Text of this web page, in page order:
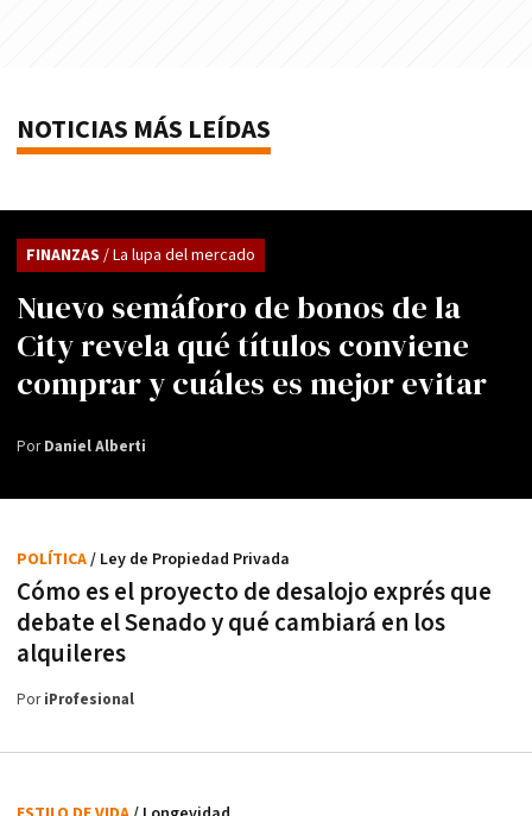
NOTICIAS MÁS LEÍDAS
Nuevo semáforo de bonos de la
City revela qué títulos conviene
comprar y cuáles es mejor evitar
FINANZAS / La lupa del mercado
PorDaniel Alberti
Cómo es el proyecto de desalojo exprés que
debate el Senado y qué cambiará en los
alquileres
POLÍTICA/ Ley de Propiedad Privada
PoriProfesional